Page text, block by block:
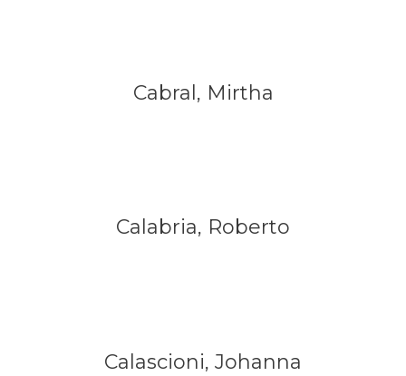
Cabral, Mirtha
Calabria, Roberto
Calascioni, Johanna